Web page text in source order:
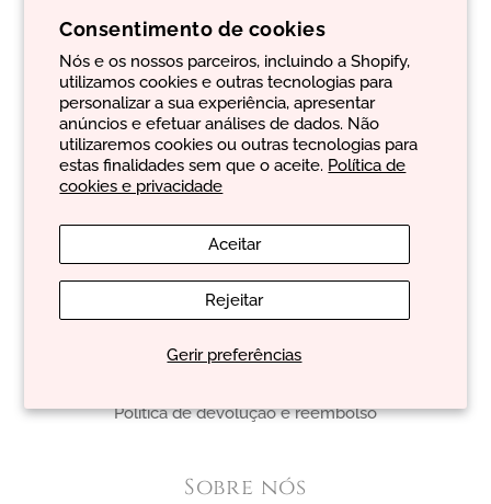
Consentimento de cookies
Nós e os nossos parceiros, incluindo a Shopify,
utilizamos cookies e outras tecnologias para
personalizar a sua experiência, apresentar
anúncios e efetuar análises de dados. Não
utilizaremos cookies ou outras tecnologias para
estas finalidades sem que o aceite. Política de
cookies e privacidade
Gerir preferências
Aceitar
Rejeitar
De:segundaa sexta-feira
E-mail:geral@evancare.com
Número de telefone:+351 965 413 886
Sobre você
Política de cookies e privacidade
Termos e condições gerais de venda
Política de devolução e reembolso
Sobre nós